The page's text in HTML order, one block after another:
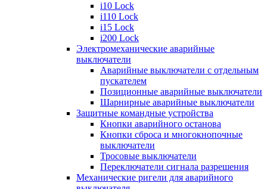
i10 Lock
i110 Lock
i15 Lock
i200 Lock
Электромеханические аварийные
выключатели
Аварийные выключатели с отдельным
пускателем
Позиционные аварийные выключатели
Шарнирные аварийные выключатели
Защитные командные устройства
Кнопки аварийного останова
Кнопки сброса и многокнопочные
выключатели
Тросовые выключатели
Переключатели сигнала разрешения
Механические ригели для аварийного